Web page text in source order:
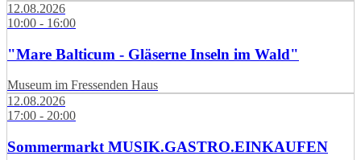
12.08.2026
10:00 - 16:00
"Mare Balticum - Gläserne Inseln im Wald"
Museum im Fressenden Haus
12.08.2026
17:00 - 20:00
Sommermarkt MUSIK.GASTRO.EINKAUFEN